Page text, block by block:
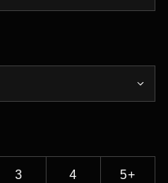
3 4 5+